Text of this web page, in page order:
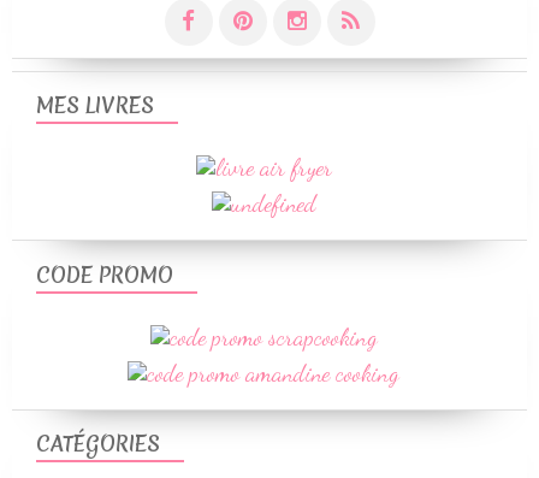
CATÉGORIES
MES LIVRES
CODE PROMO